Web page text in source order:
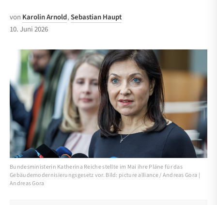
von Karolin Arnold,Sebastian Haupt
10. Juni 2026
Bundesministerin Katherina Reiche stellte im Mai ihre Pläne für das
Gebäudemodernisierungsgesetz vor. Bild: picture alliance / Andreas Gora |
Andreas Gora